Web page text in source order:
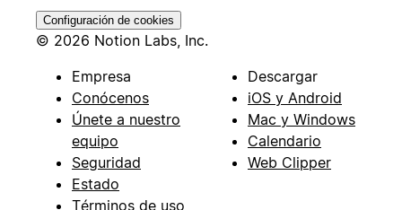
Configuración de cookies
© 2026 Notion Labs, Inc.
Empresa
Conócenos
Únete a nuestro
equipo
Seguridad
Estado
Términos de uso
Descargar
iOS y Android
Mac y Windows
Calendario
Web Clipper